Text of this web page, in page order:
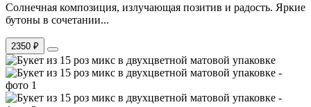
Солнечная композиция, излучающая позитив и радость. Яркие
бутоны в сочетании...
2350 ₽